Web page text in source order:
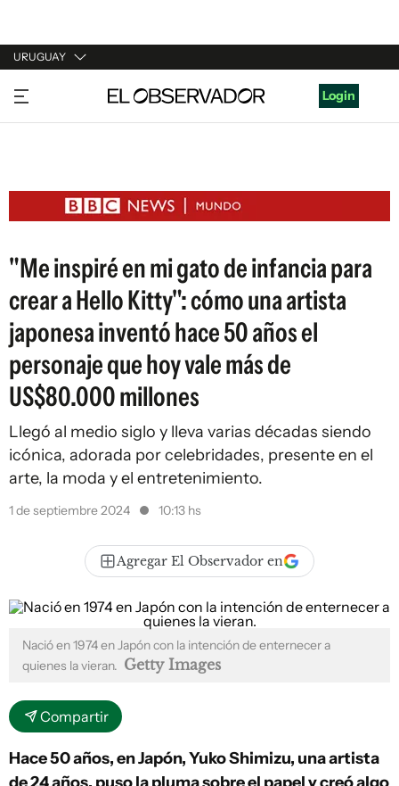
URUGUAY
URUGUAY
ARGENTINA
ESTADOS UNIDOS
Login
"Me inspiré en mi gato de infancia para
crear a Hello Kitty": cómo una artista
japonesa inventó hace 50 años el
personaje que hoy vale más de
US$80.000 millones
Llegó al medio siglo y lleva varias décadas siendo
icónica, adorada por celebridades, presente en el
arte, la moda y el entretenimiento.
1 de septiembre 2024 10:13 hs
Agregar El Observador en
Nació en 1974 en Japón con la intención de enternecer a
quienes la vieran. Getty Images
Compartir
Hace 50 años, en Japón, Yuko Shimizu, una artista